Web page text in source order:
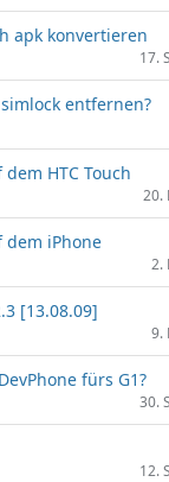
apk konvertieren
17.
entfernen?
HTC Touch
20.
iPhone
2.
[13.08.09]
9.
fürs G1?
30.
12.